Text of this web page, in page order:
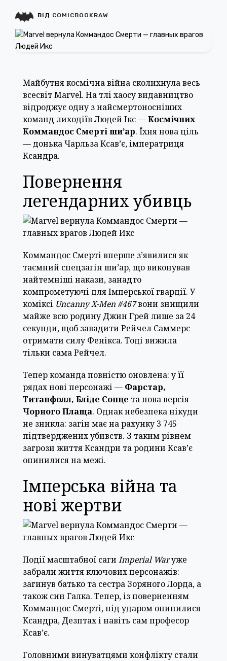
Майбутня космічна війна сколихнула весь
всесвіт Marvel. На тлі хаосу видавництво
відроджує одну з найсмертоносніших
команд лиходіїв Людей Ікс —Космічних
Коммандос Смерті ши’ар. Їхня нова ціль
— донька Чарльза Ксав’є, імператриця
Ксандра.
Повернення
легендарних убивць
Коммандос Смерті вперше з’явилися як
таємний спецзагін ши’ар, що виконував
найтемніші накази, занадто
компрометуючі для Імперської гвардії. У
коміксі Uncanny X-Men #467вони знищили
майже всю родину Джин Грей лише за 24
секунди, щоб завадити Рейчел Саммерс
отримати силу Фенікса. Тоді вижила
тільки сама Рейчел.
Тепер команда повністю оновлена: у її
рядах нові персонажі — Фарстар,
Титанфолл, Бліде Сонце та нова версія
Чорного Плаща. Однак небезпека нікуди
не зникла: загін має на рахунку 3 745
підтверджених убивств. З таким рівнем
загрози життя Ксандри та родини Ксав’є
опинилися на межі.
Імперська війна та
нові жертви
Події масштабної саги Imperial Warуже
забрали життя ключових персонажів:
загинув батько та сестра Зоряного Лорда, а
також син Галка. Тепер, із поверненням
Коммандос Смерті, під ударом опинилися
Ксандра, Дезптах і навіть сам професор
Ксав’є.
Головними винуватцями конфлікту стали
ВІД COMICBOOKRAW